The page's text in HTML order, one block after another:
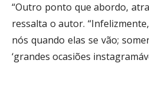
“Outro ponto que abordo,
ressalta o autor.
nós quando elas se vão;
‘grandes ocasiões